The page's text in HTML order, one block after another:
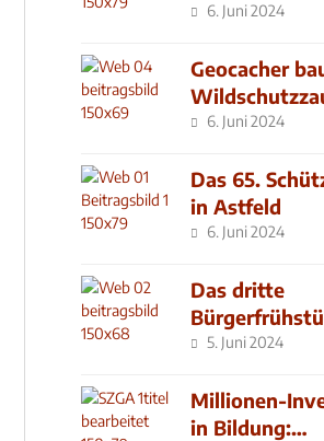
6. Juni 2024
Geocacher
den MachMit!
6. Juni 2024
Das 65.
in Astfeld
6. Juni 2024
Das dritte
5. Juni 2024
Millionen-
in Bildung: